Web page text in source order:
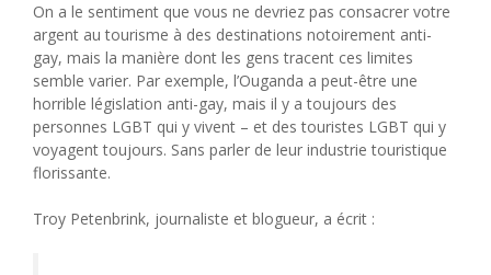
On a le sentiment que vous ne devriez pas consacrer votre
argent au tourisme à des destinations notoirement anti-
gay, mais la manière dont les gens tracent ces limites
semble varier. Par exemple, l’Ouganda a peut-être une
horrible législation anti-gay, mais il y a toujours des
personnes LGBT qui y vivent – ​​et des touristes LGBT qui y
voyagent toujours. Sans parler de leur industrie touristique
florissante.
Troy Petenbrink, journaliste et blogueur, a écrit :